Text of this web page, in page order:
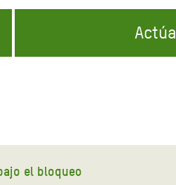
por la Crisis en
Actúa
el bloqueo